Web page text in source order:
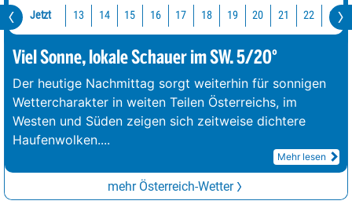
Jetzt 13 14 15 16 17 18 19 20 21 22 23
Viel Sonne, lokale Schauer im SW. 5/20°
Der heutige Nachmittag sorgt weiterhin für sonnigen
Wettercharakter in weiten Teilen Österreichs, im
Westen und Süden zeigen sich zeitweise dichtere
Haufenwolken....
Mehr lesen
mehr Österreich-Wetter